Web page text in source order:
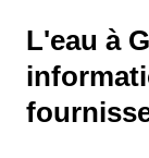
L'eau à